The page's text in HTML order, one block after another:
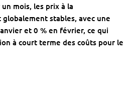
mois, les prix à la
stables, avec une
et 0 % en février, ce qui
à court terme des coûts pour le